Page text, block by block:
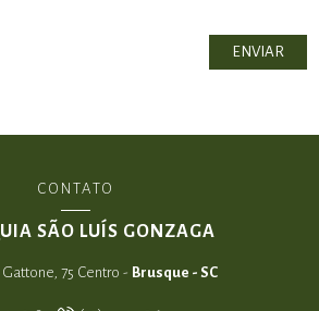
CONTATO
SÃO LUÍS GONZAGA
Gattone, 75 Centro - Brusque - SC